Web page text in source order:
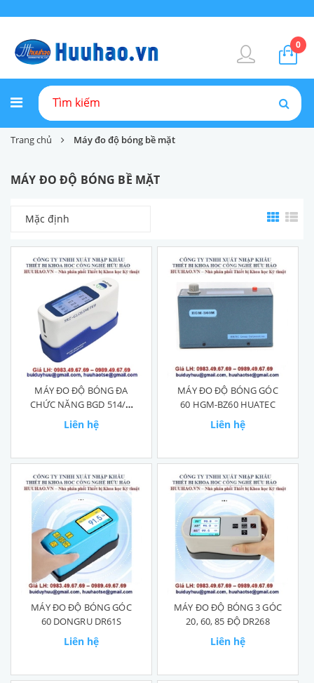
0
Trang chủ Máy đo độ bóng bề mặt
MÁY ĐO ĐỘ BÓNG BỀ MẶT
Mặc định
MÁY ĐO ĐỘ BÓNG ĐA
CHỨC NĂNG BGD 514/1,
BGD 514/3
Liên hệ
MÁY ĐO ĐỘ BÓNG GÓC
60 HGM-BZ60 HUATEC
Liên hệ
MÁY ĐO ĐỘ BÓNG GÓC
60 DONGRU DR61S
Liên hệ
MÁY ĐO ĐỘ BÓNG 3 GÓC
20, 60, 85 ĐỘ DR268
Liên hệ